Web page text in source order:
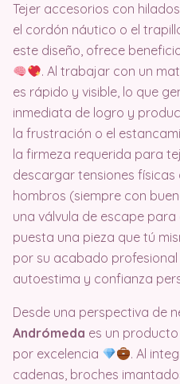
Tejer accesorios con
el cordón náutico o el
este diseño, ofrece
. Al trabajar con un
es rápido y visible, lo que
inmediata de logro y
la frustración o el
la firmeza requerida para
descargar tensiones
hombros (siempre con
una válvula de escape para
puesta una pieza que tú
por su acabado
autoestima y confianza
Desde una perspectiva de
Andrómeda es un producto
por excelencia
. Al
cadenas, broches